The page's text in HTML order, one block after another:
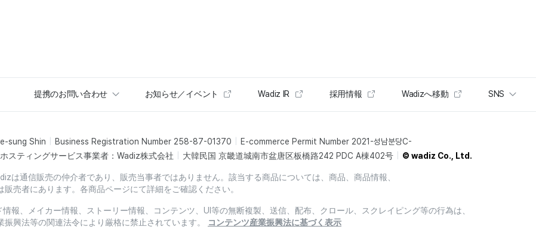
提携のお問い合わせ お知らせ／イベント Wadiz IR 採用情報 Wadizへ移動 SNS
sung Shin Business Registration Number 258-87-01370
E-commerce Permit Number 2021-성남분당C-
ホスティングサービス事業者：Wadiz株式会社 大韓民国 京畿道城南市盆唐区板橋路242 PDC A棟402号 © wadiz Co., Ltd.
は通信販売の仲介者であり、販売当事者ではありません。該当する商品については、商品、商品情報、
売者にあります。各商品ページにて詳細をご確認ください。
報、メイカー情報、ストーリー情報、コンテンツ、UI等の無断複製、送信、配布、クロール、スクレイピング等の行為は、
興法等の関連法令により厳格に禁止されています。
コンテンツ産業振興法に基づく表示